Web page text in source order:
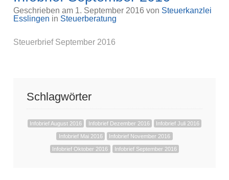
Geschrieben am 1. September 2016 von Steuerkanzlei
Esslingen in Steuerberatung
Steuerbrief September 2016
Schlagwörter
Infobrief August 2016 Infobrief Dezember 2016 Infobrief Juli 2016
Infobrief Mai 2016 Infobrief November 2016
Infobrief Oktober 2016 Infobrief September 2016